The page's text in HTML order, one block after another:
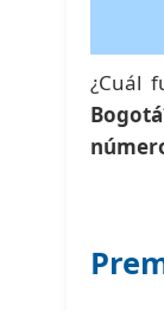
¿Cuál
Bogotá